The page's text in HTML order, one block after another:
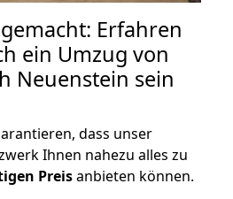
Erfahren
ein Umzug von
Neuenstein sein
dass unser
Ihnen nahezu alles zu
Preisanbieten können.